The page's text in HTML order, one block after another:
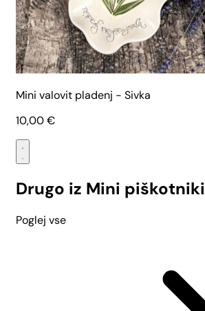
Mini valovit pladenj - Sivka
10,00€
Drugo iz Mini piškotniki
Poglej vse